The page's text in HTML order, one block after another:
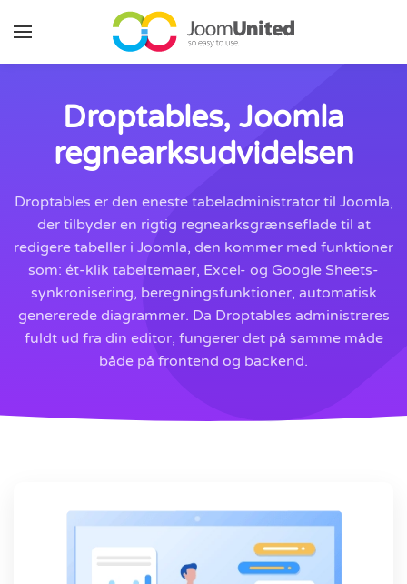
Gå til hovedindhold
Droptables, Joomla
regnearksudvidelsen
Droptables er den eneste tabeladministrator til Joomla,
der tilbyder en rigtig regnearksgrænseflade til at
redigere tabeller i Joomla, den kommer med funktioner
som: ét-klik tabeltemaer, Excel- og Google Sheets-
synkronisering, beregningsfunktioner, automatisk
genererede diagrammer. Da Droptables administreres
fuldt ud fra din editor, fungerer det på samme måde
både på frontend og backend.